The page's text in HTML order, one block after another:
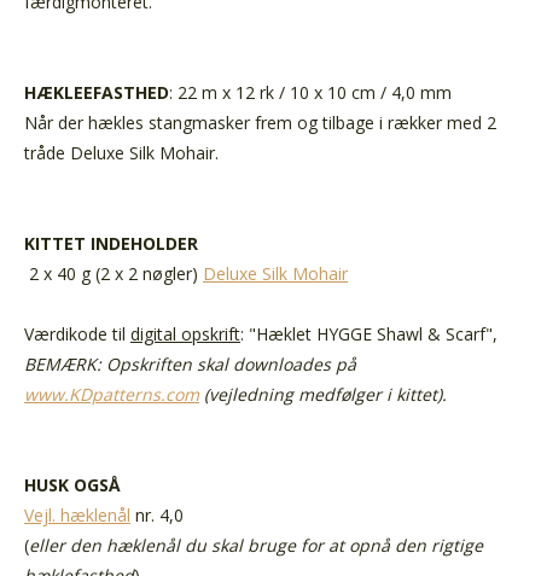
HÆKLEEFASTHED: 22 m x 12 rk / 10 x 10 cm / 4,0 mm
Når der hækles stangmasker frem og tilbage i rækker med 2
tråde Deluxe Silk Mohair.
KITTET INDEHOLDER
2 x 40 g (2 x 2 nøgler) Deluxe Silk Mohair
Værdikode til digital opskrift: "Hæklet HYGGE Shawl & Scarf",
BEMÆRK: Opskriften skal downloades på
www.KDpatterns.com (vejledning medfølger i kittet).
HUSK OGSÅ
Vejl. hæklenål nr. 4,0
(eller den hæklenål du skal bruge for at opnå den rigtige